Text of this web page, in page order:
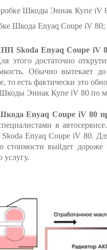
Шкоды Эниак Купе iV
Шкода Enyaq Coupe iV 80;
Skoda Enyaq Coupe iV
этого достаточно
Обычно вытекает
то есть фактически это
Эниак Купе iV 80 по
Enyaq Coupe iV 80
в
Enyaq Coupe iV 80.
стоимости выйдет
услугу.